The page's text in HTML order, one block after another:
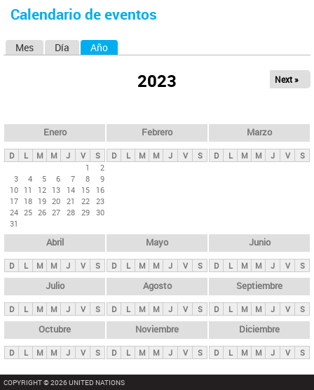
d
usted
Calendario de eventos
s
p
n
c
i
p
l
e
s
Mes Día Año
2023 Next »
Enero
D L M M J V
S
1
2
3
4 5 6 7 8
9
10 11 12 13 14 15
16
17 18 19 20 21 22 23
24 25 26 27 28 29 30
31
Febrero
D L M M J V S
Marzo
D L M M J V S
Abril
D L M M J V S
Mayo
D L M M J V S
Junio
D L M M J V S
Julio
D L M M J V S
Agosto
D L M M J V S
Septiembre
D L M M J V S
Octubre
D L M M J V S
Noviembre
D L M M J V S
Diciembre
D L M M J V S
COPYRIGHT © 2026 UNITED NATIONS